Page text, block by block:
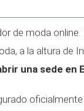
de moda
a la altura de
una sede en